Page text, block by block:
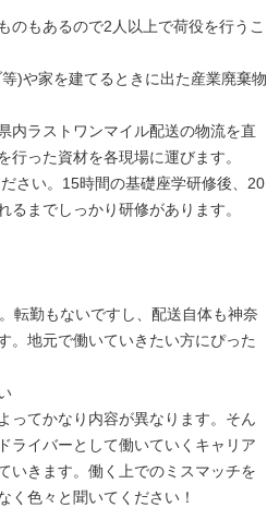
のもあるので2人以上で荷役を行うこ
)や家を建てるときに出た産業廃棄物
内ラストワンマイル配送の物流を直
った資材を各現場に運びます。
さい。15時間の基礎座学研修後、20
までしっかり研修があります。
転勤もないですし、配送自体も神奈
。地元で働いていきたい方にぴった
ってかなり内容が異なります。そん
ライバーとして働いていくキャリア
いきます。働く上でのミスマッチを
く色々と聞いてください！